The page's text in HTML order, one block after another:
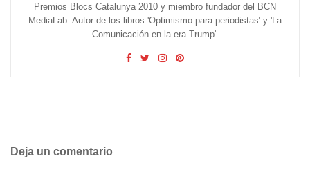
Premios Blocs Catalunya 2010 y miembro fundador del BCN
MediaLab. Autor de los libros 'Optimismo para periodistas' y 'La
Comunicación en la era Trump'.
Deja un comentario